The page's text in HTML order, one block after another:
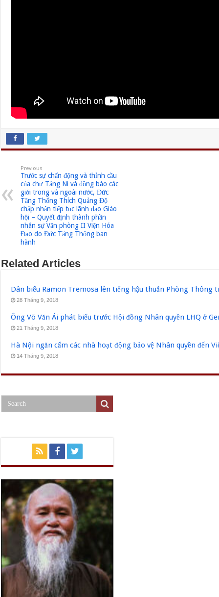
Previous
Trước sự chấn động và thỉnh cầu
của chư Tăng Ni và đồng bào các
giới trong và ngoài nước, Đức
Tăng Thống Thích Quảng Độ
chấp nhận tiếp tục lãnh đạo Giáo
hội – Quyết định thành phần
nhân sự Văn phòng II Viện Hóa
Đạo do Đức Tăng Thống ban
hành
Related Articles
Dân biểu Ramon Tremosa lên tiếng hậu thuẫn Phòng Thông
28 Tháng 9, 2018
Ông Võ Văn Ái phát biểu trước Hội đồng Nhân quyền LHQ ở
21 Tháng 9, 2018
Hà Nội ngăn cấm các nhà hoạt động bảo vệ Nhân quyền đến
14 Tháng 9, 2018